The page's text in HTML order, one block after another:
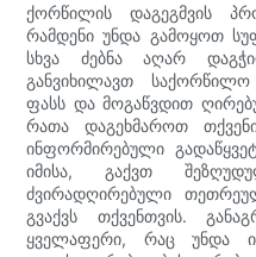
ქორწილის დაგეგმვის
რამდენი უნდა გამოყოთ
სხვა ძებნა აღარ
განვიხილავთ
ფასს და მოგაწვდით
რათა დაგეხმაროთ
ინფორმირებული
იმისა, გაქვთ
ძვირადღირებული
გვაქვს თქვენთვის.
ყველაფერი, რაც უნდა